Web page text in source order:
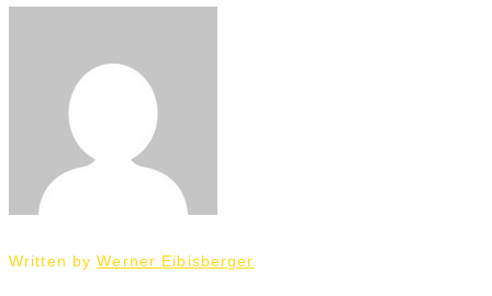
Written byWerner Eibisberger